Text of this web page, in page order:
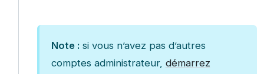
Note :si vous n’avez pas d’autres
comptes administrateur, démarrez